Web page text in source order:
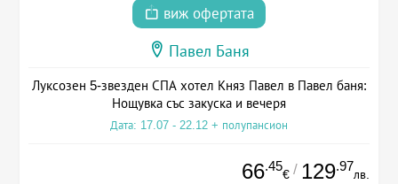
виж офертата
Павел Баня
Луксозен 5-звезден СПА хотел Княз Павел в Павел баня:
Нощувка със закуска и вечеря
Дата: 17.07 - 22.12 + полупансион
66.45
€ / 129.97
лв.